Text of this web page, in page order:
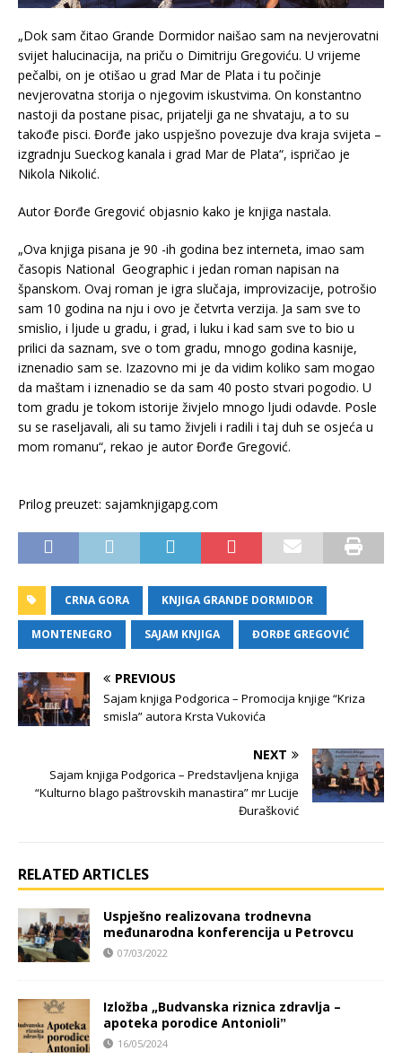
„Dok sam čitao Grande Dormidor naišao sam na nevjerovatni
svijet halucinacija, na priču o Dimitriju Gregoviću. U vrijeme
pečalbi, on je otišao u grad Mar de Plata i tu počinje
nevjerovatna storija o njegovim iskustvima. On konstantno
nastoji da postane pisac, prijatelji ga ne shvataju, a to su
takođe pisci. Đorđe jako uspješno povezuje dva kraja svijeta –
izgradnju Sueckog kanala i grad Mar de Plata“, ispričao je
Nikola Nikolić.
Autor Đorđe Gregović objasnio kako je knjiga nastala.
„Ova knjiga pisana je 90 -ih godina bez interneta, imao sam
časopis National Geographic i jedan roman napisan na
španskom. Ovaj roman je igra slučaja, improvizacije, potrošio
sam 10 godina na nju i ovo je četvrta verzija. Ja sam sve to
smislio, i ljude u gradu, i grad, i luku i kad sam sve to bio u
prilici da saznam, sve o tom gradu, mnogo godina kasnije,
iznenadio sam se. Izazovno mi je da vidim koliko sam mogao
da maštam i iznenadio se da sam 40 posto stvari pogodio. U
tom gradu je tokom istorije živjelo mnogo ljudi odavde. Posle
su se raseljavali, ali su tamo živjeli i radili i taj duh se osjeća u
mom romanu“, rekao je autor Đorđe Gregović.
Prilog preuzet: sajamknjigapg.com
CRNA GORA KNJIGA GRANDE DORMIDOR
MONTENEGRO SAJAM KNJIGA ĐORĐE GREGOVIĆ
PREVIOUS
Sajam knjiga Podgorica – Promocija knjige “Kriza
smisla” autora Krsta Vukovića
NEXT
Sajam knjiga Podgorica – Predstavljena knjiga
“Kulturno blago paštrovskih manastira” mr Lucije
Đurašković
RELATED ARTICLES
Uspješno realizovana trodnevna
međunarodna konferencija u Petrovcu
07/03/2022
Izložba „Budvanska riznica zdravlja –
apoteka porodice Antonioliˮ
16/05/2024